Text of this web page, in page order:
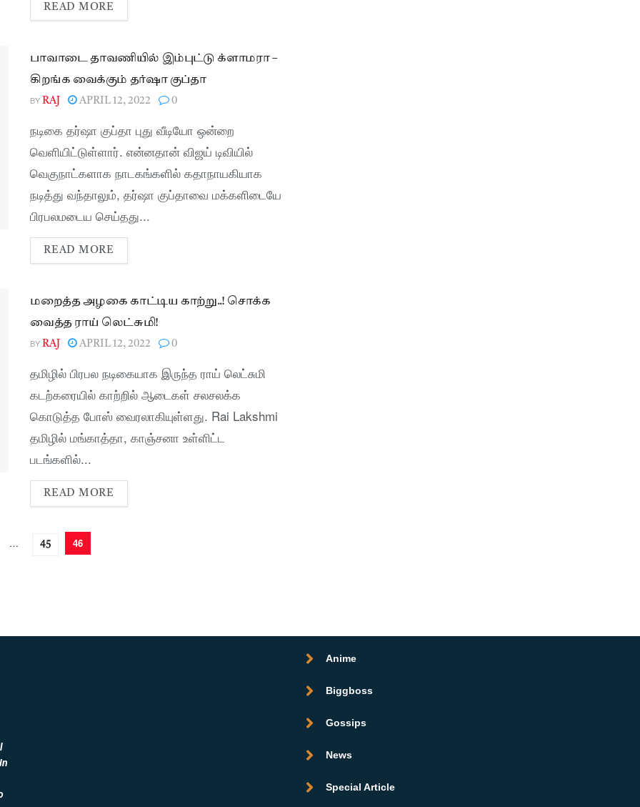
READ MORE
பாவாடை தாவணியில் இம்புட்டு க்ளாமரா –
கிறங்க வைக்கும் தர்ஷா குப்தா
BY RAJ APRIL 12, 2022 0
நடிகை தர்ஷா குப்தா புது வீடியோ ஒன்றை
வெளியிட்டுள்ளார். என்னதான் விஜய் டிவியில்
வெகுநாட்களாக நாடகங்களில் கதாநாயகியாக
நடித்து வந்தாலும், தர்ஷா குப்தாவை மக்களிடையே
பிரபலமடைய செய்தது...
READ MORE
மறைத்த அழகை காட்டிய காற்று..! சொக்க
வைத்த ராய் லெட்சுமி!
BY RAJ APRIL 12, 2022 0
தமிழில் பிரபல நடிகையாக இருந்த ராய் லெட்சுமி
கடற்கரையில் காற்றில் ஆடைகள் சலசலக்க
கொடுத்த போஸ் வைரலாகியுள்ளது. Rai Lakshmi
தமிழில் மங்காத்தா, காஞ்சனா உள்ளிட்ட
படங்களில்...
READ MORE
… 45 46
Anime
Biggboss
Gossips
News
Special Article